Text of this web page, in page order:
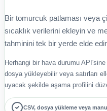
Bir tomurcuk patlaması veya
sıcaklık verilerini ekleyin ve
tahminini tek bir yerde elde
Herhangi bir hava durumu
dosya yükleyebilir veya satırları
uyacak şekilde aşama profilini
CSV, dosya yükleme veya